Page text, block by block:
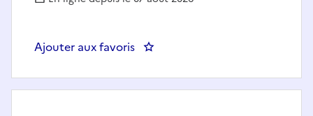
Ajouter aux favoris : Directeur de projet - SGMCAS